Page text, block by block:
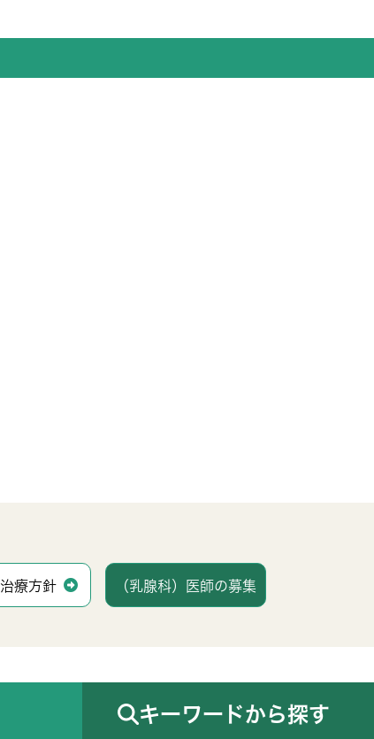
治療方針 （乳腺科）医師の募集
キーワードから探す